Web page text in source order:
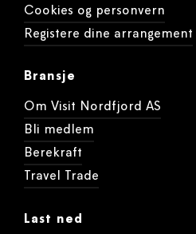
Cookies og personvern
Registere dine arrangement
Bransje
Om Visit Nordfjord AS
Bli medlem
Berekraft
Travel Trade
Last ned